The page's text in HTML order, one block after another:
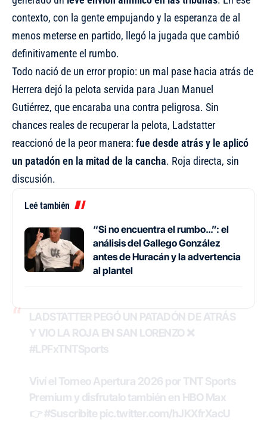
contexto, con la gente empujando y la esperanza de al
menos meterse en partido, llegó la jugada que cambió
definitivamente el rumbo.
Todo nació de un error propio: un mal pase hacia atrás de
Herrera dejó la pelota servida para Juan Manuel
Gutiérrez, que encaraba una contra peligrosa. Sin
chances reales de recuperar la pelota, Ladstatter
reaccionó de la peor manera:fue desde atrás y le aplicó
un patadón en la mitad de la cancha. Roja directa, sin
discusión.
Leé también
“Si no encuentra el rumbo…”: el
análisis del Gallego González
antes de Huracán y la advertencia
al plantel
LADSTATTER PEGÓ UN PATADÓN DE ATRÁS
Y VIO LA ROJA EN SAN LORENZO ❌
#LPFxTNTSports
Viví el Torneo Apertura 2026 por TNT Sports
Premium y disfrutalo también en HBO Max
👉#Suscribite pic.twitter.com/hJKXfrXacU